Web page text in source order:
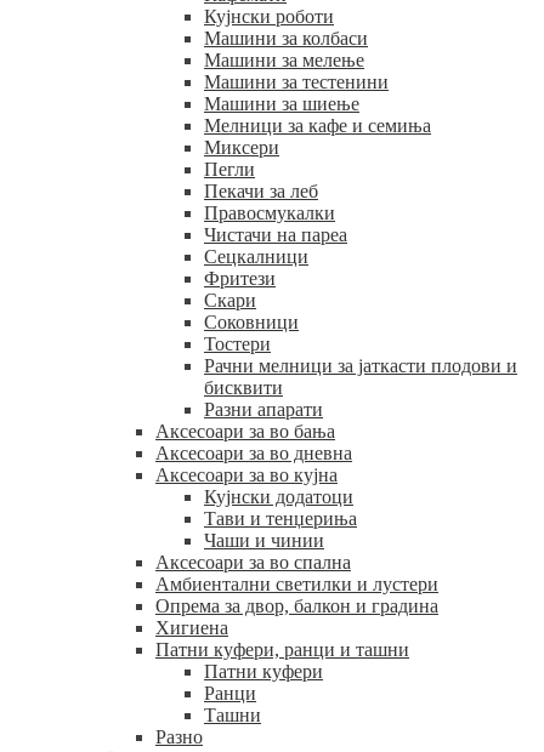
Кујнски роботи
Машини за колбаси
Машини за мелење
Машини за тестенини
Машини за шиење
Мелници за кафе и семиња
Миксери
Пегли
Пекачи за леб
Правосмукалки
Чистачи на пареа
Сецкалници
Фритези
Скари
Соковници
Тостери
Рачни мелници за јаткасти плодови и
бисквити
Разни апарати
Аксесоари за во бања
Аксесоари за во дневна
Аксесоари за во кујна
Кујнски додатоци
Тави и тенџериња
Чаши и чинии
Аксесоари за во спална
Амбиентални светилки и лустери
Опрема за двор, балкон и градина
Хигиена
Патни куфери, ранци и ташни
Патни куфери
Ранци
Ташни
Разно